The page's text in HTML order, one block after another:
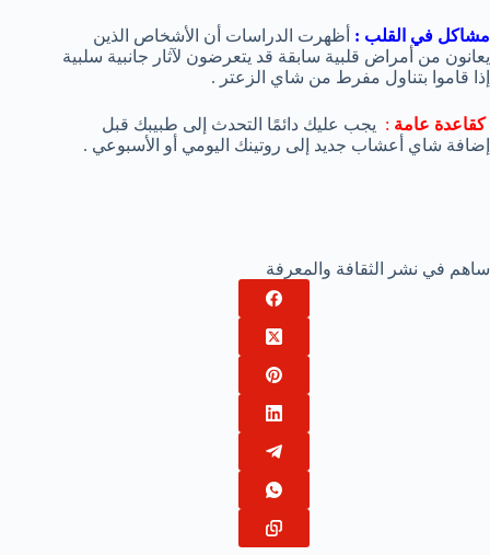
مشاكل في القلب : أظهرت الدراسات أن الأشخاص الذين
يعانون من أمراض قلبية سابقة قد يتعرضون لآثار جانبية سلبية
إذا قاموا بتناول مفرط من شاي الزعتر .
كقاعدة عامة : يجب عليك دائمًا التحدث إلى طبيبك قبل
إضافة شاي أعشاب جديد إلى روتينك اليومي أو الأسبوعي .
ساهم في نشر الثقافة والمعرفة